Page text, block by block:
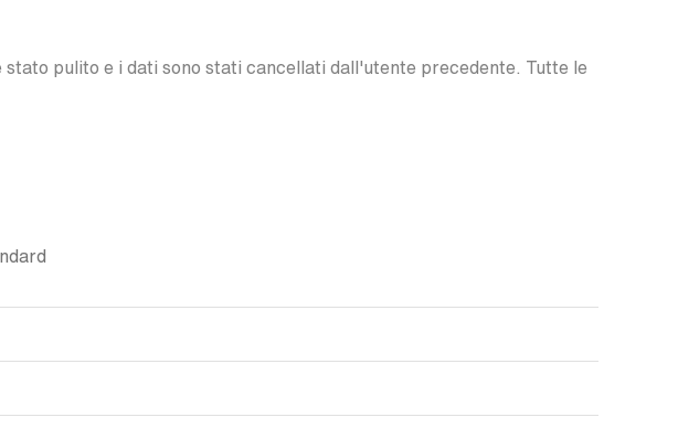
pulito e i dati sono stati cancellati dall'utente precedente. Tutte le